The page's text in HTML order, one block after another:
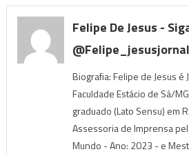
Felipe De Jesus -
Biografia: Felipe de Jesus é
Faculdade Estácio de Sá/
graduado (Lato Sensu) em
Assessoria de Imprensa
Mundo - Ano: 2023 - e